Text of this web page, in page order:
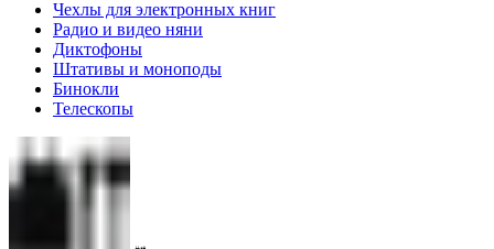
Чехлы для электронных книг
Радио и видео няни
Диктофоны
Штативы и моноподы
Бинокли
Телескопы